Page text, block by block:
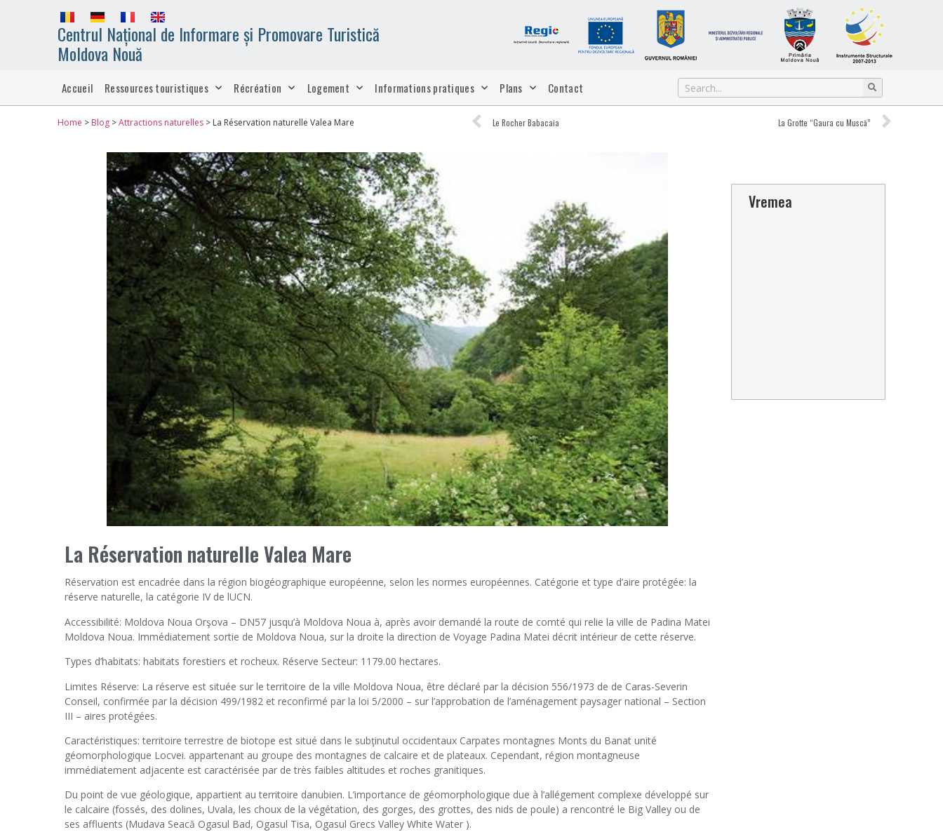
Centrul Național de Informare și Promovare Turistică
Moldova Nouă
Accueil Ressources touristiques Récréation Logement Informations pratiques Plans Contact
Home > Blog >Attractions naturelles > La Réservation naturelle Valea Mare Le Rocher Babacaia La Grotte “Gaura cu Muscă”
La Réservation naturelle Valea Mare
Réservation est encadrée dans la région biogéographique européenne, selon les normes européennes. Catégorie et type d’aire protégée: la
réserve naturelle, la catégorie IV de lUCN.
Accessibilité: Moldova Noua Orşova – DN57 jusqu’à Moldova Noua à, après avoir demandé la route de comté qui relie la ville de Padina Matei
Moldova Noua. Immédiatement sortie de Moldova Noua, sur la droite la direction de Voyage Padina Matei décrit intérieur de cette réserve.
Types d’habitats: habitats forestiers et rocheux. Réserve Secteur: 1179.00 hectares.
Limites Réserve: La réserve est située sur le territoire de la ville Moldova Noua, être déclaré par la décision 556/1973 de de Caras-Severin
Conseil, confirmée par la décision 499/1982 et reconfirmé par la loi 5/2000 – sur l’approbation de l’aménagement paysager national – Section
III – aires protégées.
Caractéristiques: territoire terrestre de biotope est situé dans le subţinutul occidentaux Carpates montagnes Monts du Banat unité
géomorphologique Locvei. appartenant au groupe des montagnes de calcaire et de plateaux. Cependant, région montagneuse
immédiatement adjacente est caractérisée par de très faibles altitudes et roches granitiques.
Du point de vue géologique, appartient au territoire danubien. L’importance de géomorphologique due à l’allégement complexe développé sur
le calcaire (fossés, des dolines, Uvala, les choux de la végétation, des gorges, des grottes, des nids de poule) a rencontré le Big Valley ou de
ses affluents (Mudava Seacă Ogasul Bad, Ogasul Tisa, Ogasul Grecs Valley White Water ).
Vremea